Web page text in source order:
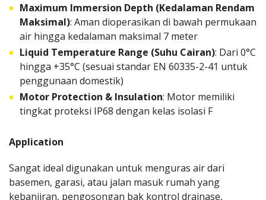
Maximum Immersion Depth (Kedalaman Rendam
Maksimal): Aman dioperasikan di bawah permukaan
air hingga kedalaman maksimal 7 meter
Liquid Temperature Range (Suhu Cairan): Dari 0°C
hingga +35°C (sesuai standar EN 60335-2-41 untuk
penggunaan domestik)
Motor Protection & Insulation: Motor memiliki
tingkat proteksi IP68 dengan kelas isolasi F
Application
Sangat ideal digunakan untuk menguras air dari
basemen, garasi, atau jalan masuk rumah yang
kebanjiran, pengosongan bak kontrol drainase,